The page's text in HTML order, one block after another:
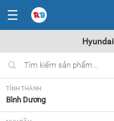
TỈNH THÀNH
Bình Dương